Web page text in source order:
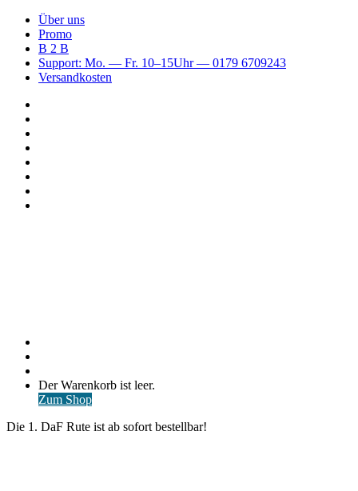
Über uns
Promo
B 2 B
Support: Mo. — Fr. 10–15Uhr — 0179 6709243
Versandkosten
Warenkorb
ansehen
Der Warenkorb ist leer.
Zum Shop
Die 1. DaF Rute ist ab sofort bestellbar!